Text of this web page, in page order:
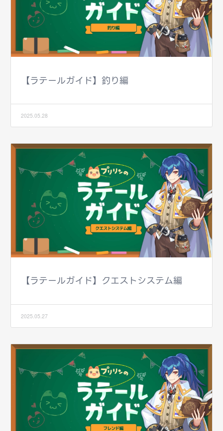
【ラテールガイド】釣り編
2025.05.28
【ラテールガイド】クエストシステム編
2025.05.27